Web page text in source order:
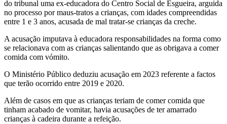
do tribunal uma ex-educadora do Centro Social de Esgueira, arguida
no processo por maus-tratos a crianças, com idades compreendidas
entre 1 e 3 anos, acusada de mal tratar-se crianças da creche.
A acusação imputava à educadora responsabilidades na forma como
se relacionava com as crianças salientando que as obrigava a comer
comida com vómito.
O Ministério Público deduziu acusação em 2023 referente a factos
que terão ocorrido entre 2019 e 2020.
Além de casos em que as crianças teriam de comer comida que
tinham acabado de vomitar, havia acusações de ter amarrado
crianças à cadeira durante a refeição.